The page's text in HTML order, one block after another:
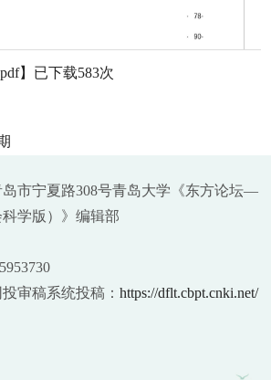
】已下载583次
市宁夏路308号青岛大学《东方论坛—
学版）》编辑部
审稿系统投稿： https://dflt.cbpt.cnki.net/